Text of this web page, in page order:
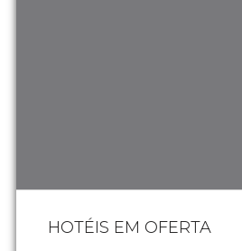
HOTÉIS EM OFERTA